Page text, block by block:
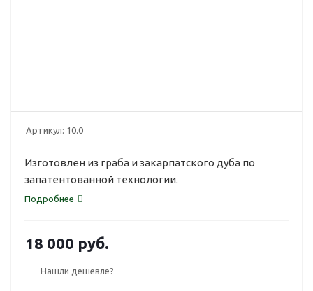
Артикул: 10.0
Изготовлен из граба и закарпатского дуба по
запатентованной технологии.
Подробнее
18 000 руб.
Нашли дешевле?